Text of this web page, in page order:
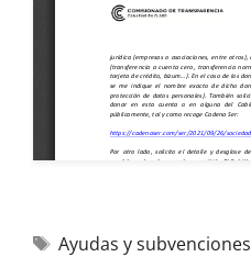
Ayudas y subvenciones